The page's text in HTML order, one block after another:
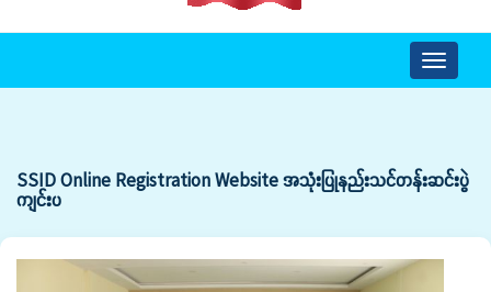
Toggle
SSID Online Registration Website အသုံးပြုနည်းသင်တန်းဆင်းပွဲ
ကျင်းပ